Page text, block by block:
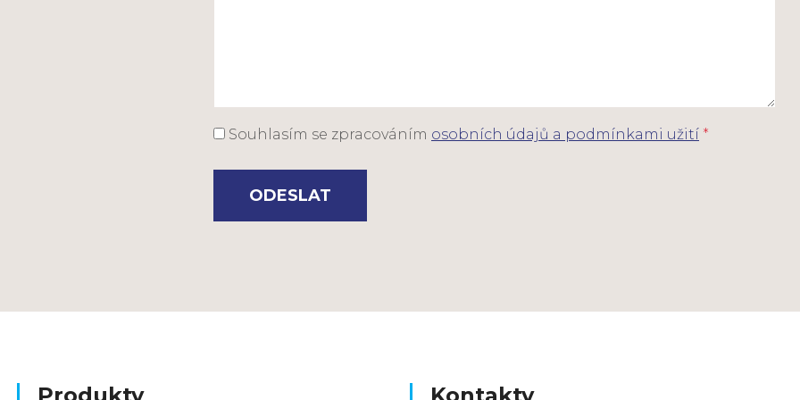
Souhlasím se zpracováním osobních údajů a podmínkami užití *
ODESLAT